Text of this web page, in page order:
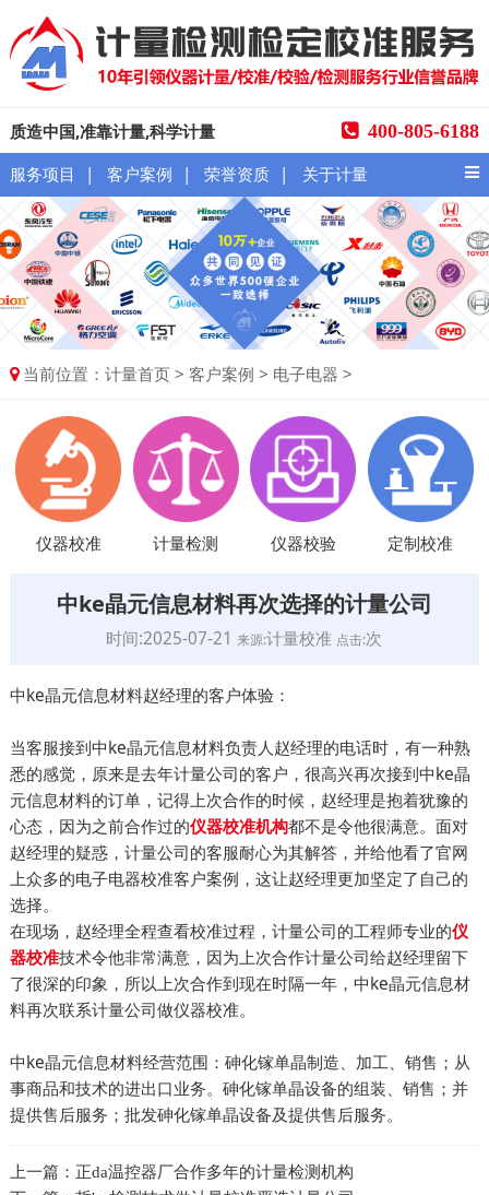
质造中国,准靠计量,科学计量 400-805-6188
服务项目 | 客户案例 | 荣誉资质 | 关于计量
当前位置：计量首页 >客户案例 > 电子电器 >
仪器校准 计量检测 仪器校验 定制校准
中ke晶元信息材料再次选择的计量公司
时间:2025-07-21来源:计量校准 点击:次
中ke晶元信息材料赵经理的客户体验：
当客服接到中ke晶元信息材料负责人赵经理的电话时，有一种熟
悉的感觉，原来是去年计量公司的客户，很高兴再次接到中ke晶
元信息材料的订单，记得上次合作的时候，赵经理是抱着犹豫的
心态，因为之前合作过的仪器校准机构都不是令他很满意。面对
赵经理的疑惑，计量公司的客服耐心为其解答，并给他看了官网
上众多的电子电器校准客户案例，这让赵经理更加坚定了自己的
选择。
在现场，赵经理全程查看校准过程，计量公司的工程师专业的仪
器校准技术令他非常满意，因为上次合作计量公司给赵经理留下
了很深的印象，所以上次合作到现在时隔一年，中ke晶元信息材
料再次联系计量公司做仪器校准。
中ke晶元信息材料经营范围：砷化镓单晶制造、加工、销售；从
事商品和技术的进出口业务。砷化镓单晶设备的组装、销售；并
提供售后服务；批发砷化镓单晶设备及提供售后服务。
上一篇： 正da温控器厂合作多年的计量检测机构